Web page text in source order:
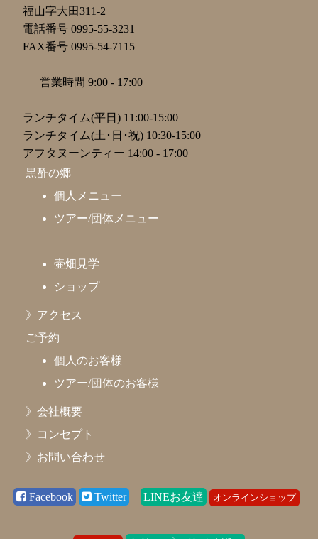
福山字大田311-2
電話番号 0995-55-3231
FAX番号 0995-54-7115
営業時間 9:00 - 17:00
ランチタイム(平日) 11:00-15:00
ランチタイム(土･日･祝) 10:30-15:00
アフタヌーンティー 14:00 - 17:00
黒酢の郷
個人メニュー
ツアー/団体メニュー
壷畑見学
ショップ
》アクセス
ご予約
個人のお客様
ツアー/団体のお客様
》会社概要
》コンセプト
》お問い合わせ
Facebook Twitter LINEお友達 オンラインショップ